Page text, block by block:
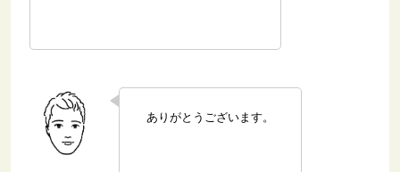
ありがとうございます。